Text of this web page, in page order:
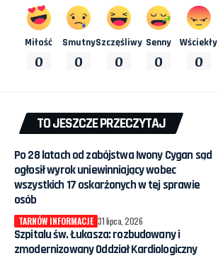
Miłość
0
Smutny
0
Szczęśliwy
0
Senny
0
Wściekły
0
TO JESZCZE PRZECZYTAJ
Po 28 latach od zabójstwa Iwony Cygan sąd
ogłosił wyrok uniewinniający wobec
wszystkich 17 oskarżonych w tej sprawie
osób
TARNÓW INFORMACJE 31 lipca, 2026
Szpitalu św. Łukasza: rozbudowany i
zmodernizowany Oddział Kardiologiczny